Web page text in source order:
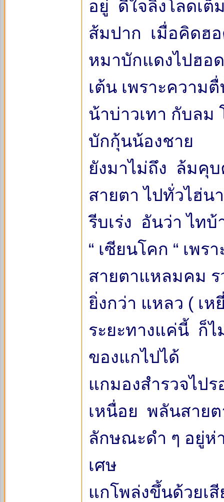
อยู่ ดีใจลิงโลดเต็
ส้มปาก เมื่อคิดฮอ
หมาบักแดงไปฮอ
เต้น เพราะความ
น้าบ่าวเทา กับล
บักกุ้นน้องชาย
ยังมาไม่ถึง ล้มคุ
สายตา ไปทั่วไฮ่น
รีบเร่ง อันว่า ไทบ้
“ เซียนโคก “ เพ
สายตาแหลมคม ร
ยิ่งกว่า แหลว ( เห
ระยะทางแค่นี้ ก็ไ
ของแกไปได้
แกมองสำรวจไป
เหนื่อย พลันสายต
ลักษณะดำ ๆ อยู่ห่
เศษ
แกโพล่งขึ้นด้วยเ